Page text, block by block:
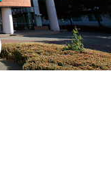
大学検索